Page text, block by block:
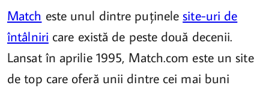
Match este unul dintre puținelesite-uri de
întâlniri care există de peste două decenii.
Lansat în aprilie 1995, Match.com este un site
de top care oferă unii dintre cei mai buni